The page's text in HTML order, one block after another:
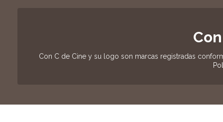
Con C de Cine y su logo son marcas registradas